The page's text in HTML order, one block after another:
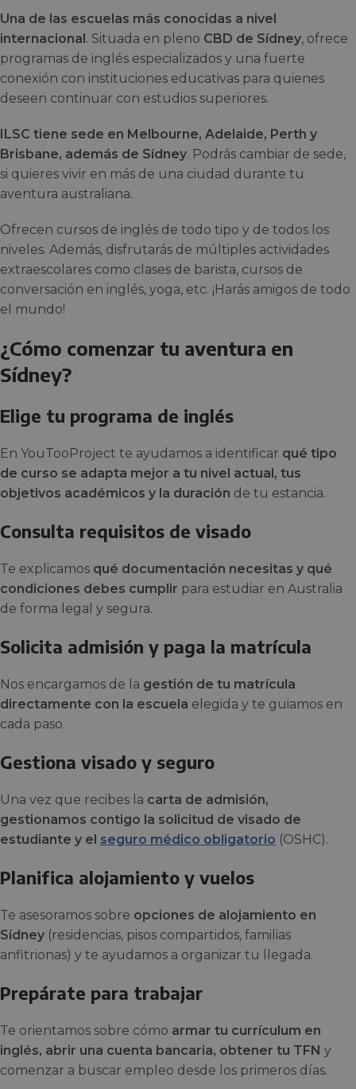
Una de las escuelas más conocidas a nivel
internacional. Situada en pleno CBD de Sídney, ofrece
programas de inglés especializados y una fuerte
conexión con instituciones educativas para quienes
deseen continuar con estudios superiores.
ILSC tiene sede en Melbourne, Adelaide, Perth y
Brisbane, además de Sídney. Podrás cambiar de sede,
si quieres vivir en más de una ciudad durante tu
aventura australiana.
Ofrecen cursos de inglés de todo tipo y de todos los
niveles. Además, disfrutarás de múltiples actividades
extraescolares como clases de barista, cursos de
conversación en inglés, yoga, etc. ¡Harás amigos de todo
el mundo!
¿Cómo comenzar tu aventura en
Sídney?
Elige tu programa de inglés
En YouTooProject te ayudamos a identificar qué tipo
de curso se adapta mejor a tu nivel actual, tus
objetivos académicos y la duración de tu estancia.
Consulta requisitos de visado
Te explicamos qué documentación necesitas y qué
condiciones debes cumplir para estudiar en Australia
de forma legal y segura.
Solicita admisión y paga la matrícula
Nos encargamos de la gestión de tu matrícula
directamente con la escuela elegida y te guiamos en
cada paso.
Gestiona visado y seguro
Una vez que recibes la carta de admisión,
gestionamos contigo la solicitud de visado de
estudiante y el seguro médico obligatorio (OSHC).
Planifica alojamiento y vuelos
Te asesoramos sobre opciones de alojamiento en
Sídney (residencias, pisos compartidos, familias
anfitrionas) y te ayudamos a organizar tu llegada.
Prepárate para trabajar
Te orientamos sobre cómo armar tu currículum en
inglés, abrir una cuenta bancaria, obtener tu TFN y
comenzar a buscar empleo desde los primeros días.